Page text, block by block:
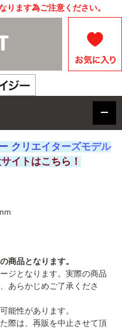
ります為ご注意ください。
ク リ エイ ターズモデル
サイ ト はこち ら ！
商品となります。
ジとなります。実際の商品
あらかじめご了承くださ
能性があります。
際は、再販を中止させて頂